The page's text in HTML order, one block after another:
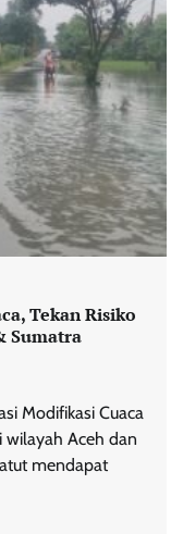
Tekan Risiko
Sumatra
Modifikasi Cuaca
wilayah Aceh dan
mendapat